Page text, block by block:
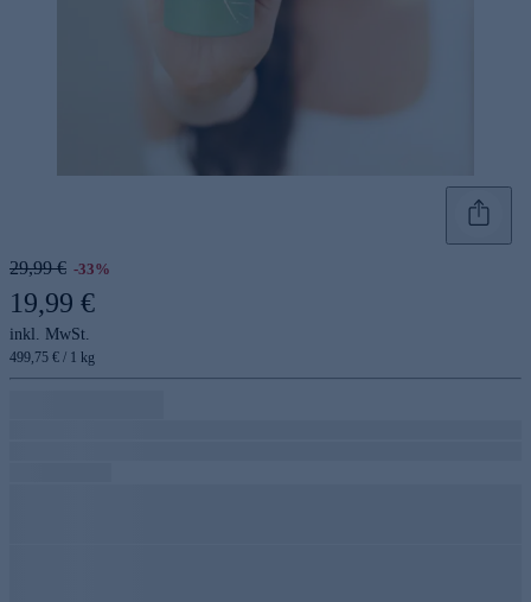
29,99 € -33%
19,99 €
inkl. MwSt.
499,75 € / 1 kg